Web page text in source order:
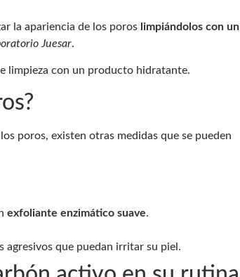
la apariencia de los poros limpiándolos con un
Juesar.
limpieza con un producto hidratante.
poros, existen otras medidas que se pueden
exfoliante enzimático suave.
agresivos que puedan irritar su piel.